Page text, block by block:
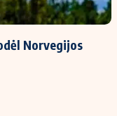
išmokos skaičiuoklė
Norvegijos